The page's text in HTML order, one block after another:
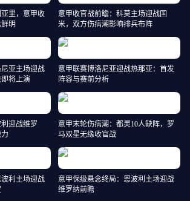
里，意甲收
明
意甲收官战前瞻：科莫主场迎战国
米，双方伤病潮影响排兵布阵
亚主场迎战
将上演
意甲联赛博洛尼亚迎战热那亚：首发
阵容与赛前分析
迎战维罗
意甲末轮伤病潮：都灵10人缺阵，罗
马双星无缘收官战
利主场迎战
意甲保级悬念终局：恩波利主场迎战
维罗纳前瞻